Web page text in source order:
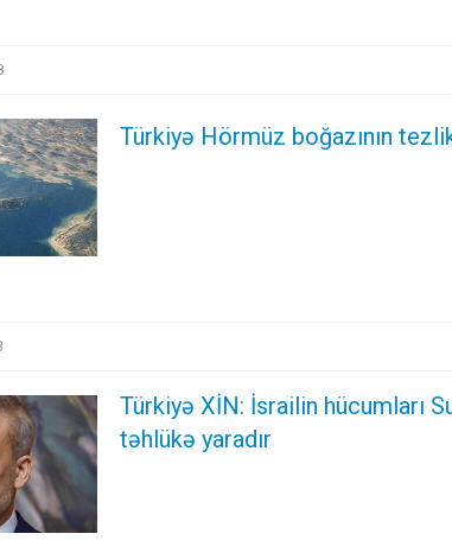
Türkiyə Hörmüz boğazının
Türkiyə XİN: İsrailin hücumları
təhlükə yaradır